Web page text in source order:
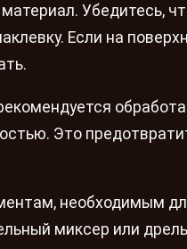
Убедитесь,
Если на
Это
необходимым
миксер или